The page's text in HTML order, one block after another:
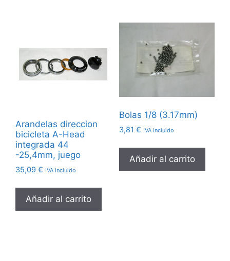
Arandelas direccion
bicicleta A-Head
integrada 44
-25,4mm, juego
35,09 € IVA incluido
Añadir al carrito
Bolas 1/8 (3.17mm)
3,81 € IVA incluido
Añadir al carrito